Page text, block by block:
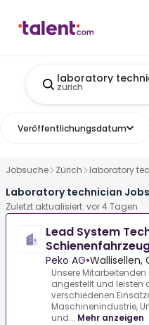
laboratory
zurich
Veröffentlichungsdatum
Jobsuche Zürich laboratory
Laboratory technician
Zuletzt aktualisiert: vor 4 Tagen
Lead System
Peko AG•Wallisellen,
Unsere
angestellt und leisten
verschiedenen
Maschinenindustrie,
und... Mehr anzeigen